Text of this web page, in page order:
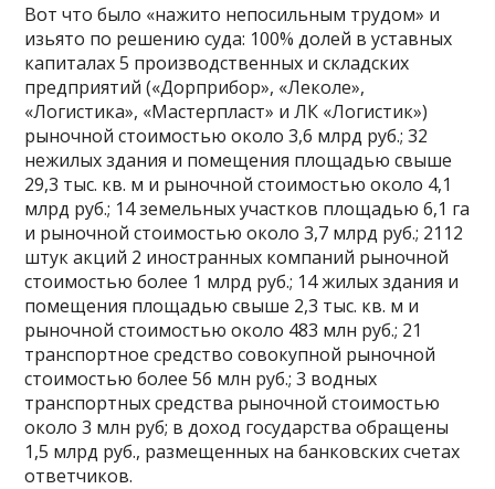
Вот что было «нажито непосильным трудом» и
изьято по решению суда: 100% долей в уставных
капиталах 5 производственных и складских
предприятий («Дорприбор», «Леколе»,
«Логистика», «Мастерпласт» и ЛК «Логистик»)
рыночной стоимостью около 3,6 млрд руб.; 32
нежилых здания и помещения площадью свыше
29,3 тыс. кв. м и рыночной стоимостью около 4,1
млрд руб.; 14 земельных участков площадью 6,1 га
и рыночной стоимостью около 3,7 млрд руб.; 2112
штук акций 2 иностранных компаний рыночной
стоимостью более 1 млрд руб.; 14 жилых здания и
помещения площадью свыше 2,3 тыс. кв. м и
рыночной стоимостью около 483 млн руб.; 21
транспортное средство совокупной рыночной
стоимостью более 56 млн руб.; 3 водных
транспортных средства рыночной стоимостью
около 3 млн руб; в доход государства обращены
1,5 млрд руб., размещенных на банковских счетах
ответчиков.